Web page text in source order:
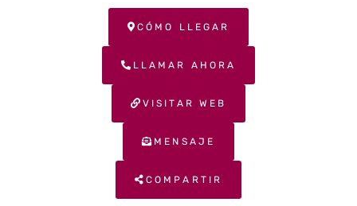
CÓMO LLEGAR
LLAMAR AHORA
VISITAR WEB
MENSAJE
COMPARTIR